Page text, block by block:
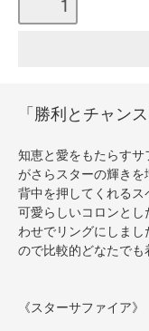
「勝利とチャン
知恵と愛をもたらす
がさらスターの輝きを
背中を押してくれるス
可愛らしいコロンと
わせでリングにしま
ので比較的どなたでも
《スターサファイア》